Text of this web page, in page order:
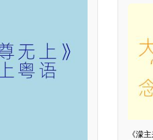
《濛